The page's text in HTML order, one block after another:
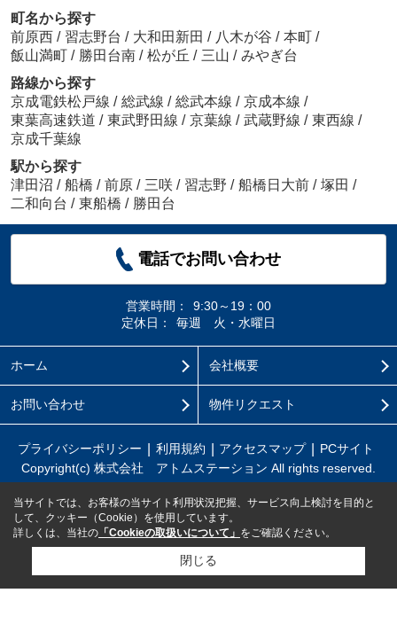
町名から探す
前原西 / 習志野台 / 大和田新田 / 八木が谷 / 本町 /
飯山満町 / 勝田台南 / 松が丘 / 三山 / みやぎ台
路線から探す
京成電鉄松戸線 / 総武線 / 総武本線 / 京成本線 /
東葉高速鉄道 / 東武野田線 / 京葉線 / 武蔵野線 / 東西線 /
京成千葉線
駅から探す
津田沼 / 船橋 / 前原 / 三咲 / 習志野 / 船橋日大前 / 塚田 /
二和向台 / 東船橋 / 勝田台
電話でお問い合わせ
営業時間：
9:30～19：00
定休日：
毎週 火・水曜日
ホーム 会社概要
お問い合わせ 物件リクエスト
プライバシーポリシー 利用規約 アクセスマップ
PCサイト
Copyright(c) 株式会社 アトムステーション All rights reserved.
当サイトでは、お客様の当サイト利用状況把握、サービス向上検討を目的と
して、クッキー（Cookie）を使用しています。
詳しくは、当社の 「Cookieの取扱いについて」 をご確認ください。
閉じる